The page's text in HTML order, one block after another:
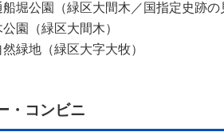
船堀公園（緑区大間木／国指定史跡の
園（緑区大間木）
緑地（緑区大字大牧）
・コンビニ